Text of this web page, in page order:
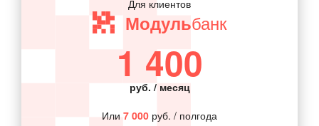
Для клиентов
Модульбанк
1 400
руб. / месяц
Или 7 000 руб. / полгода